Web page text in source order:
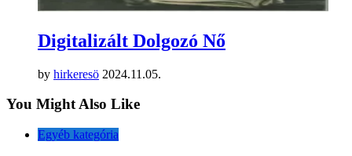
Digitalizált Dolgozó Nő
by hirkeresö 2024.11.05.
You Might Also Like
Egyéb kategória